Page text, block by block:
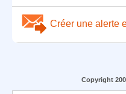
Créer une alerte
Copyright